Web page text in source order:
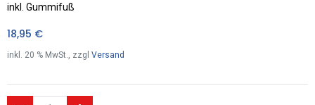
inkl. Gummifuß
18,95 €
inkl. 20 % MwSt., zzgl Versand